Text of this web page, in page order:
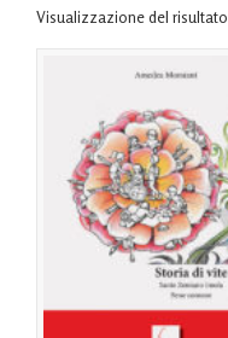
Visualizzazione del risultato